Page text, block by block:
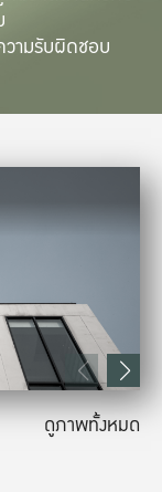
ามรับผิดชอบ
ดูภาพทั้งหมด